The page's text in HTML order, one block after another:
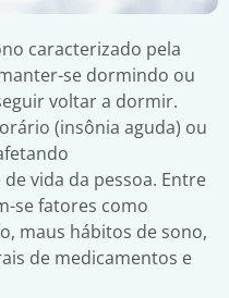
caracterizado pela
se dormindo ou
voltar a dormir.
(insônia aguda) ou
vida da pessoa. Entre
se fatores como
maus hábitos de sono,
de medicamentos e